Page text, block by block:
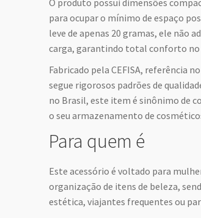
O produto possui dimensões
para ocupar o mínimo de espaço
leve de apenas 20 gramas, ele não
carga, garantindo total conforto
Fabricado pela CEFISA, referência
segue rigorosos padrões de
no Brasil, este item é sinônimo de
o seu armazenamento de
Para quem é
Este acessório é voltado para
organização de itens de beleza,
estética, viajantes frequentes ou